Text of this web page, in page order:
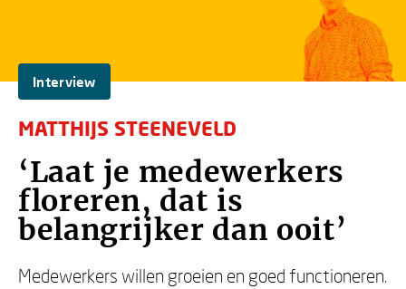
Interview
MATTHIJS STEENEVELD
‘Laat je medewerkers
floreren, dat is
belangrijker dan ooit’
Medewerkers willen groeien en goed functioneren.